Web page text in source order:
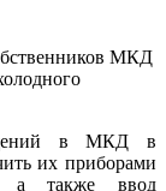
в МКД в
их приборами
а также ввод